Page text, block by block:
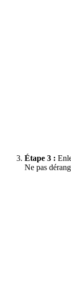
Étape 3 :
Ne pas